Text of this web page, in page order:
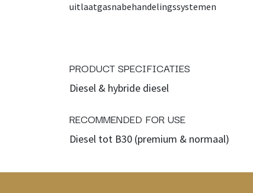
uitlaatgasnabehandelingssystemen
PRODUCT SPECIFICATIES
Diesel & hybride diesel
RECOMMENDED FOR USE
Diesel tot B30 (premium & normaal)